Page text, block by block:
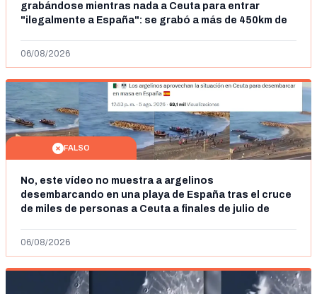
grabándose mientras nada a Ceuta para entrar
"ilegalmente a España": se grabó a más de 450km de
06/08/2026
FALSO
No, este vídeo no muestra a argelinos
desembarcando en una playa de España tras el cruce
de miles de personas a Ceuta a finales de julio de
06/08/2026